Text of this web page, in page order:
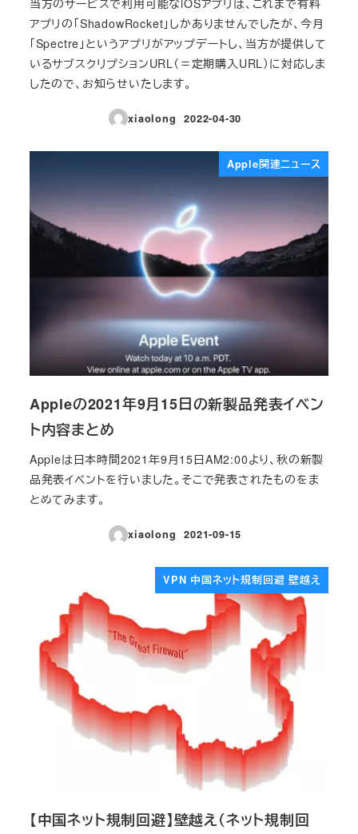
アプリの「ShadowRocket」しかありませんでしたが、今月
「Spectre」というアプリがアップデートし、当方が提供して
いるサブスクリプションURL（＝定期購入URL）に対応しま
したので、お知らせいたします。
xiaolong
投稿日
2022-04-30
Apple関連ニュース
Appleの2021年9月15日の新製品発表イベン
ト内容まとめ
Appleは日本時間2021年9月15日AM2:00より、秋の新製
品発表イベントを行いました。そこで発表されたものをま
とめてみます。
xiaolong
投稿日
2021-09-15
VPN 中国ネット規制回避 壁越え
【中国ネット規制回避】壁越え（ネット規制回